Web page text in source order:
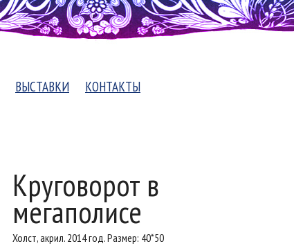
ВЫСТАВКИ КОНТАКТЫ
Круговорот в
мегаполисе
Холст, акрил. 2014 год. Размер: 40*50